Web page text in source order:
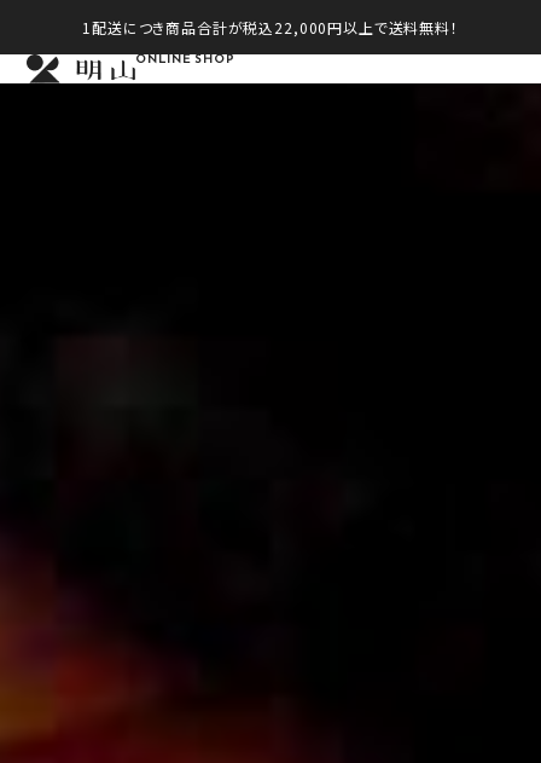
1配送につき商品合計が税込22,000円以上で送料無料！
ONLINE SHOP